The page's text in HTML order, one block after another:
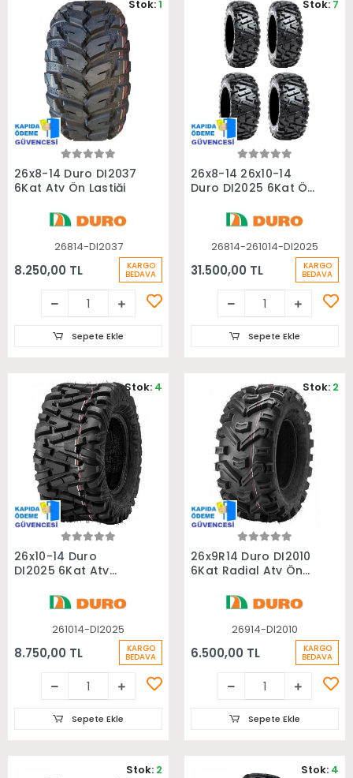
Sepete Ekle
26x8-14 Duro DI2037
6Kat Atv Ön Lastiği
26814-DI2037
8.250,00 TL KARGO
BEDAVA
Stok:1
Sepete Ekle
Sepete Ekle
26x8-14 26x10-14
Duro DI2025 6Kat Ön
Lastiği
26814-261014-DI2025
31.500,00 TL KARGO
BEDAVA
Stok: 7
Sepete Ekle
Sepete Ekle
26x10-14 Duro
DI2025 6Kat Atv
261014-DI2025
8.750,00 TL KARGO
BEDAVA
Stok: 4
Sepete Ekle
Sepete Ekle
26x9R14 Duro DI2010
6Kat Radial Atv Ön
26914-DI2010
6.500,00 TL KARGO
BEDAVA
Stok: 2
Sepete Ekle
Stok: 2 Stok: 4